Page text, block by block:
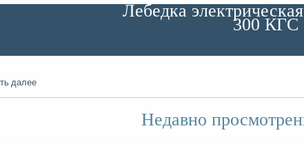
Лебедка
300 КГС
далее
Недавно